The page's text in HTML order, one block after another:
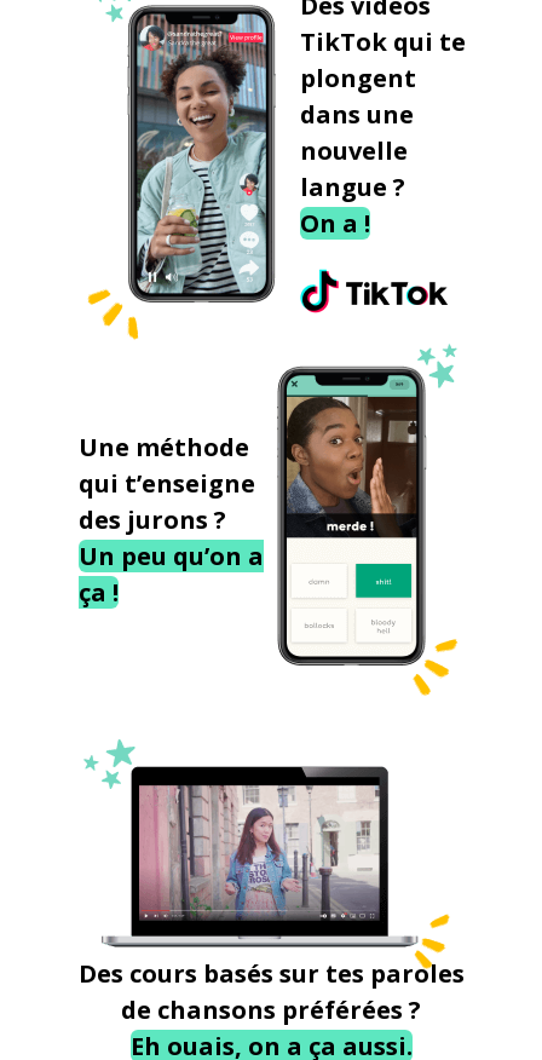
TikTok qui te
plongent
dans une
nouvelle
langue ?
On a !
Une méthode
qui t’enseigne
des jurons ?
Un peu qu’on a
ça !
Des cours basés sur tes paroles
de chansons préférées ?
Eh ouais, on a ça aussi.